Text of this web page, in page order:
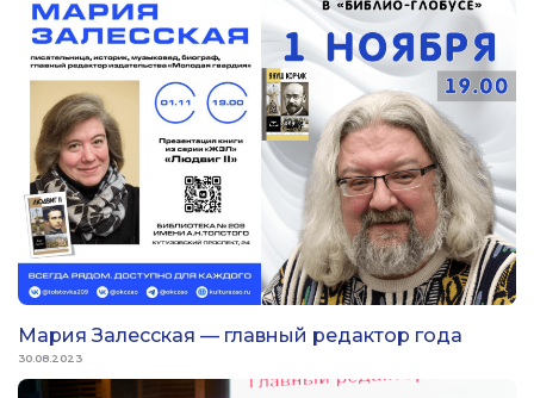
Мария Залесская — главный редактор года
30.08.2023